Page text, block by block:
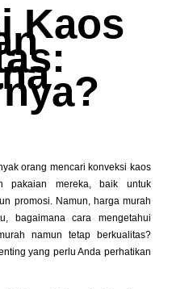
Kaos
orang mencari konveksi kaos
pakaian mereka, baik untuk
promosi. Namun, harga murah
bagaimana cara mengetahui
namun tetap berkualitas?
yang perlu Anda perhatikan